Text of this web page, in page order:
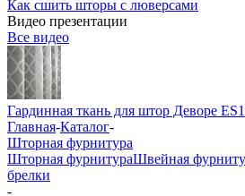
Как сшить шторы с люверсами
Видео презентации
Все видео
Гардинная ткань для штор Деворе
Главная-Каталог-
Шторная фурнитура
Шторная фурнитураШвейная
брелки
-